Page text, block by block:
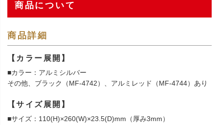
商品について
商品詳細
【カラー展開】
■カラー：アルミシルバー
その他、ブラック（MF-4742）、アルミレッド（MF-4744）あり
【サイズ展開】
■サイズ：110(H)×260(W)×23.5(D)mm（厚み3mm）